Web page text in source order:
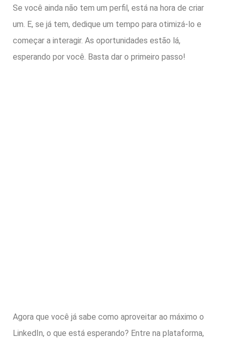
Se você ainda não tem um perfil, está na hora de criar
um. E, se já tem, dedique um tempo para otimizá-lo e
começar a interagir. As oportunidades estão lá,
esperando por você. Basta dar o primeiro passo!
Agora que você já sabe como aproveitar ao máximo o
LinkedIn, o que está esperando? Entre na plataforma,